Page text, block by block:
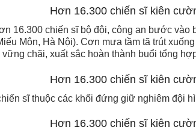
16.300 chiến sĩ bộ đội, công an bước
Môn, Hà Nội). Cơn mưa tầm tã trút
vững chãi, xuất sắc hoàn thành buổi tổng
sĩ thuộc các khối đứng giữ nghiêm đội